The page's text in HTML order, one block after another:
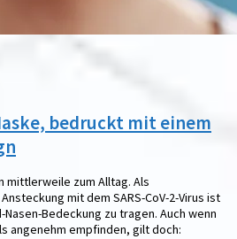
bedruckt mit einem
mittlerweile zum Alltag. Als
mit dem SARS-CoV-2-Virus ist
Bedeckung zu tragen. Auch wenn
angenehm empfinden, gilt doch: